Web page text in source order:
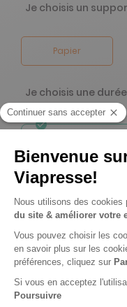
Je choisis un
Papier
Je choisis une durée
52 n° • Papier
48€00
Tarif France
ℹ️Note :les codes
valables sur ce